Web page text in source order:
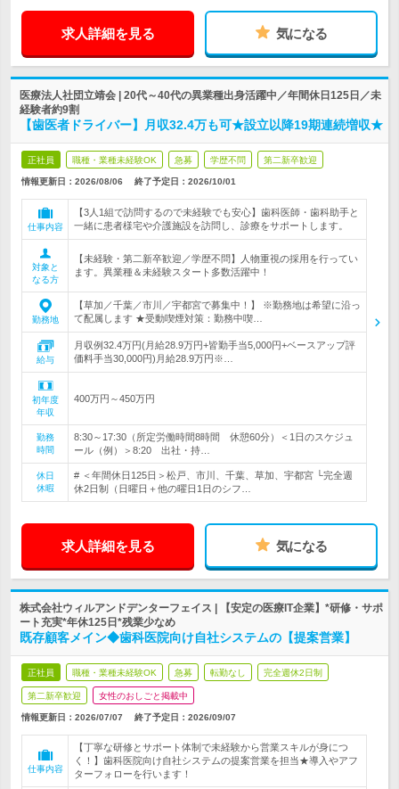
求人詳細を見る 気になる
医療法人社団立靖会 | 20代～40代の異業種出身活躍中／年間休日125日／未
経験者約9割
【歯医者ドライバー】月収32.4万も可★設立以降19期連続増収★
正社員 職種・業種未経験OK 急募 学歴不問 第二新卒歓迎
情報更新日：2026/08/06 終了予定日： 2026/10/01
仕事内容
【3人1組で訪問するので未経験でも安心】歯科医師・歯科助手と
一緒に患者様宅や介護施設を訪問し、診療をサポートします。
対象と
なる方
【未経験・第二新卒歓迎／学歴不問】人物重視の採用を行ってい
ます。異業種＆未経験スタート多数活躍中！
勤務地
【草加／千葉／市川／宇都宮で募集中！】 ※勤務地は希望に沿っ
て配属します ★受動喫煙対策：勤務中喫…
給与
月収例32.4万円(月給28.9万円+皆勤手当5,000円+ベースアップ評
価料手当30,000円)月給28.9万円※…
初年度
年収
400万円～450万円
勤務
時間
8:30～17:30（所定労働時間8時間 休憩60分）＜1日のスケジュ
ール（例）＞8:20 出社・持…
休日
休暇
# ＜年間休日125日＞松戸、市川、千葉、草加、宇都宮 └完全週
休2日制（日曜日＋他の曜日1日のシフ…
求人詳細を見る 気になる
株式会社ウィルアンドデンターフェイス | 【安定の医療IT企業】*研修・サポ
ート充実*年休125日*残業少なめ
既存顧客メイン◆歯科医院向け自社システムの【提案営業】
正社員 職種・業種未経験OK 急募 転勤なし 完全週休2日制
第二新卒歓迎 女性のおしごと掲載中
情報更新日：2026/07/07 終了予定日： 2026/09/07
仕事内容
【丁寧な研修とサポート体制で未経験から営業スキルが身につ
く！】歯科医院向け自社システムの提案営業を担当★導入やアフ
ターフォローを行います！